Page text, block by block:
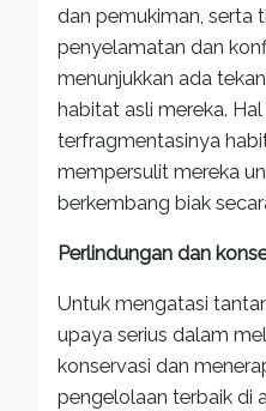
dan pemukiman, serta
penyelamatan dan
menunjukkan ada
habitat asli mereka.
terfragmentasinya
mempersulit mereka
berkembang biak
Perlindungan dan
Untuk mengatasi
upaya serius dalam
konservasi dan
pengelolaan terbaik di